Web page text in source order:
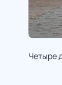
Четыре